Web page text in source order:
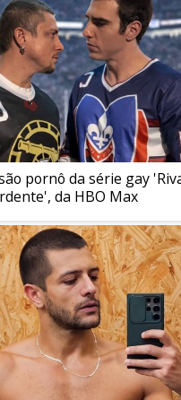
pornô da série gay
da HBO Max